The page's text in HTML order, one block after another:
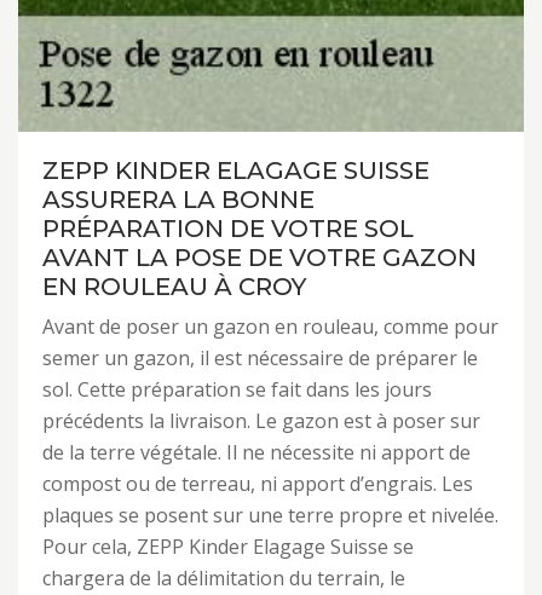
ZEPP KINDER ELAGAGE SUISSE
ASSURERA LA BONNE
PRÉPARATION DE VOTRE SOL
AVANT LA POSE DE VOTRE GAZON
EN ROULEAU À CROY
Avant de poser un gazon en rouleau, comme pour
semer un gazon, il est nécessaire de préparer le
sol. Cette préparation se fait dans les jours
précédents la livraison. Le gazon est à poser sur
de la terre végétale. Il ne nécessite ni apport de
compost ou de terreau, ni apport d’engrais. Les
plaques se posent sur une terre propre et nivelée.
Pour cela, ZEPP Kinder Elagage Suisse se
chargera de la délimitation du terrain, le